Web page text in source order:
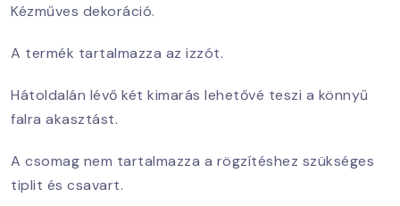
Kézműves dekoráció.
A termék tartalmazza az izzót.
Hátoldalán lévő két kimarás lehetővé teszi a könnyű
falra akasztást.
A csomag nem tartalmazza a rögzítéshez szükséges
tiplit és csavart.